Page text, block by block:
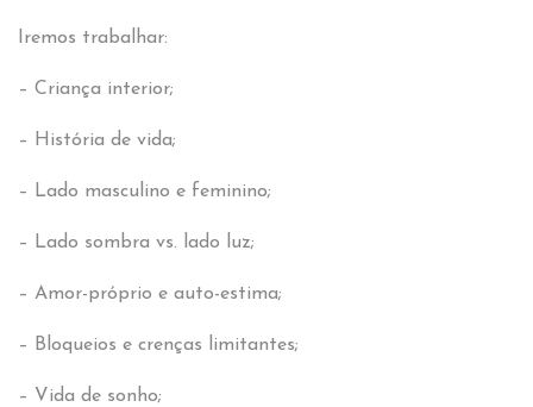
Iremos trabalhar:
– Criança interior;
– História de vida;
– Lado masculino e feminino;
– Lado sombra vs. lado luz;
– Amor-próprio e auto-estima;
– Bloqueios e crenças limitantes;
– Vida de sonho;